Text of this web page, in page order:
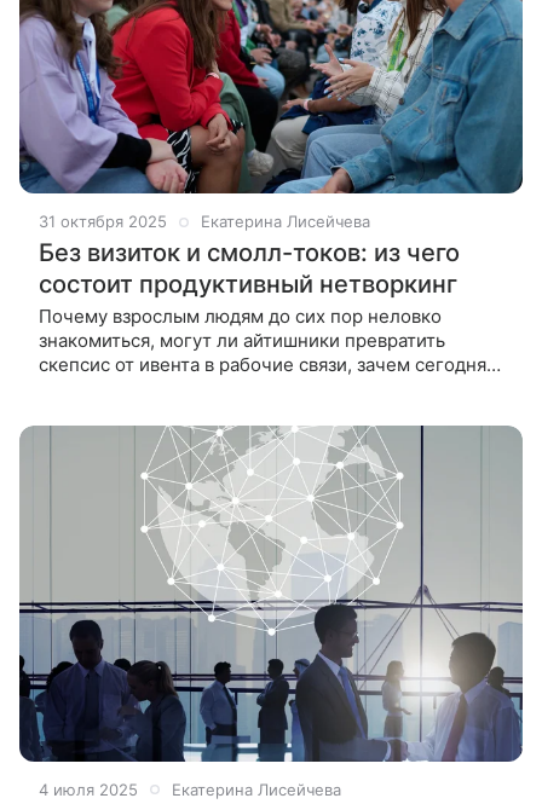
31 октября 2025 Екатерина Лисейчева
Без визиток и смолл-токов: из чего
состоит продуктивный нетворкинг
Почему взрослым людям до сих пор неловко
знакомиться, могут ли айтишники превратить
скепсис от ивента в рабочие связи, зачем сегодня
4 июля 2025 Екатерина Лисейчева